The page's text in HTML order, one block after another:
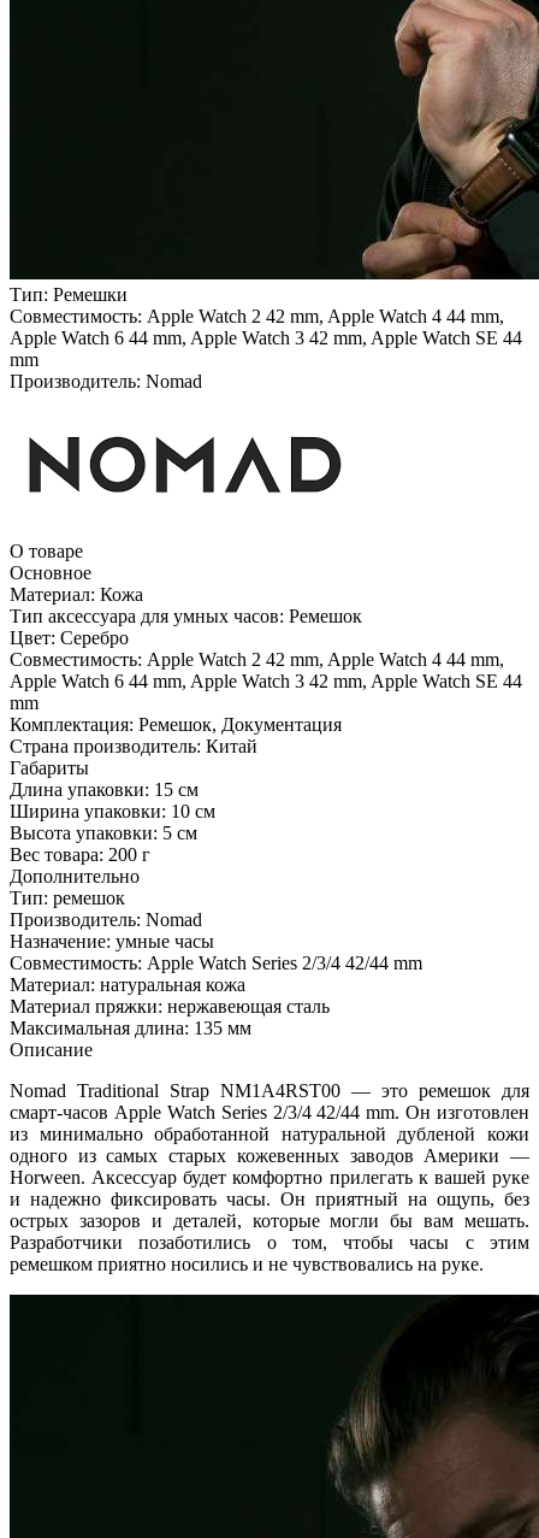
Тип: Ремешки
Совместимость: Apple Watch 2 42 mm, Apple Watch 4 44 mm,
Apple Watch 6 44 mm, Apple Watch 3 42 mm, Apple Watch SE 44
mm
Производитель: Nomad
О товаре
Основное
Материал: Кожа
Тип аксессуара для умных часов: Ремешок
Цвет: Серебро
Совместимость: Apple Watch 2 42 mm, Apple Watch 4 44 mm,
Apple Watch 6 44 mm, Apple Watch 3 42 mm, Apple Watch SE 44
mm
Комплектация: Ремешок, Документация
Страна производитель: Китай
Габариты
Длина упаковки: 15 см
Ширина упаковки: 10 см
Высота упаковки: 5 см
Вес товара: 200 г
Дополнительно
Тип: ремешок
Производитель: Nomad
Назначение: умные часы
Совместимость: Apple Watch Series 2/3/4 42/44 mm
Материал: натуральная кожа
Материал пряжки: нержавеющая сталь
Максимальная длина: 135 мм
Описание
Nomad Traditional Strap NM1A4RST00 — это ремешок для
смарт-часов Apple Watch Series 2/3/4 42/44 mm. Он изготовлен
из минимально обработанной натуральной дубленой кожи
одного из самых старых кожевенных заводов Америки —
Horween. Аксессуар будет комфортно прилегать к вашей руке
и надежно фиксировать часы. Он приятный на ощупь, без
острых зазоров и деталей, которые могли бы вам мешать.
Разработчики позаботились о том, чтобы часы с этим
ремешком приятно носились и не чувствовались на руке.